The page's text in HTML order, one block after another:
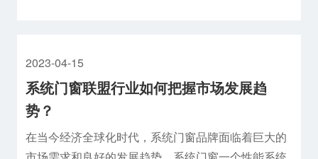
2023-04-15
系统门窗联盟行业如何把握市场发展趋
势？
在当今经济全球化时代，系统门窗品牌面临着巨大的